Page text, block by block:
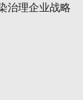
治理企业战略